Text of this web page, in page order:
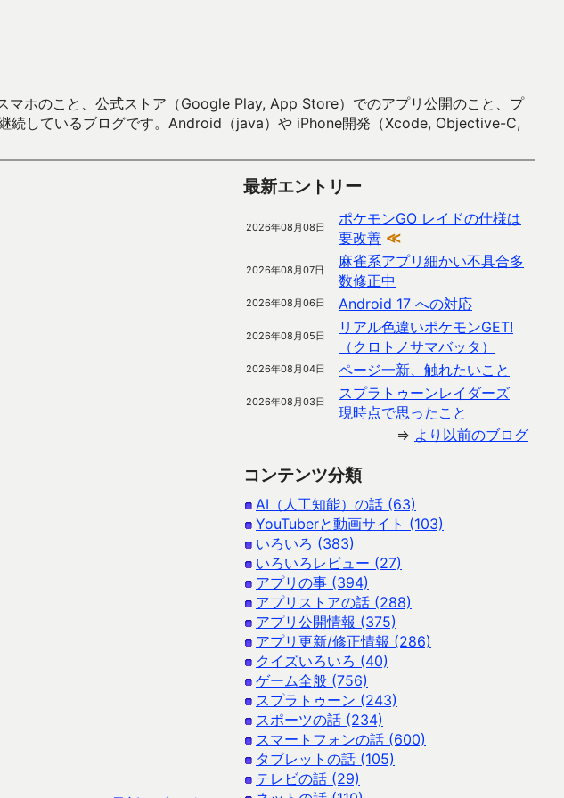
ホのこと、公式ストア（Google Play, App Store）でのアプリ公開のこと、プ
続しているブログです。Android（java）や iPhone開発（Xcode, Objective-C,
最新エントリー
2026年08月08日
ポケモンGO レイドの仕様は
要改善 ≪
2026年08月07日
麻雀系アプリ細かい不具合多
数修正中
2026年08月06日 Android 17 への対応
2026年08月05日
リアル色違いポケモンGET!
（クロトノサマバッタ）
2026年08月04日 ページ一新、触れたいこと
2026年08月03日
スプラトゥーンレイダーズ
現時点で思ったこと
⇒ より以前のブログ
コンテンツ分類
AI（人工知能）の話 (63)
YouTuberと動画サイト (103)
いろいろ (383)
いろいろレビュー (27)
アプリの事 (394)
アプリストアの話 (288)
アプリ公開情報 (375)
アプリ更新/修正情報 (286)
クイズいろいろ (40)
ゲーム全般 (756)
スプラトゥーン (243)
スポーツの話 (234)
スマートフォンの話 (600)
タブレットの話 (105)
テレビの話 (29)